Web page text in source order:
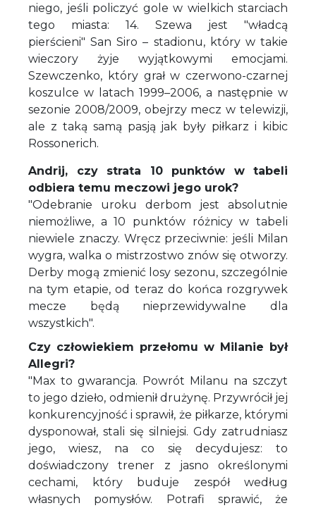
niego, jeśli policzyć gole w wielkich starciach
tego miasta: 14. Szewa jest "władcą
pierścieni" San Siro – stadionu, który w takie
wieczory żyje wyjątkowymi emocjami.
Szewczenko, który grał w czerwono-czarnej
koszulce w latach 1999–2006, a następnie w
sezonie 2008/2009, obejrzy mecz w telewizji,
ale z taką samą pasją jak były piłkarz i kibic
Rossonerich.
Andrij, czy strata 10 punktów w tabeli
odbiera temu meczowi jego urok?
"Odebranie uroku derbom jest absolutnie
niemożliwe, a 10 punktów różnicy w tabeli
niewiele znaczy. Wręcz przeciwnie: jeśli Milan
wygra, walka o mistrzostwo znów się otworzy.
Derby mogą zmienić losy sezonu, szczególnie
na tym etapie, od teraz do końca rozgrywek
mecze będą nieprzewidywalne dla
wszystkich".
Czy człowiekiem przełomu w Milanie był
Allegri?
"Max to gwarancja. Powrót Milanu na szczyt
to jego dzieło, odmienił drużynę. Przywrócił jej
konkurencyjność i sprawił, że piłkarze, którymi
dysponował, stali się silniejsi. Gdy zatrudniasz
jego, wiesz, na co się decydujesz: to
doświadczony trener z jasno określonymi
cechami, który buduje zespół według
własnych pomysłów. Potrafi sprawić, że